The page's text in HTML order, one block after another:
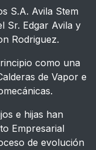
S.A. Avila Stem
Sr. Edgar Avila y
Rodriguez.
como una
de Vapor e
e hijas han
Empresarial
de evolución